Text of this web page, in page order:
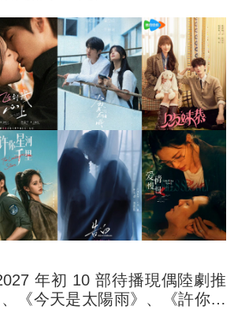
年初 10 部待播現偶陸劇推
《今天是太陽雨》、《許你星